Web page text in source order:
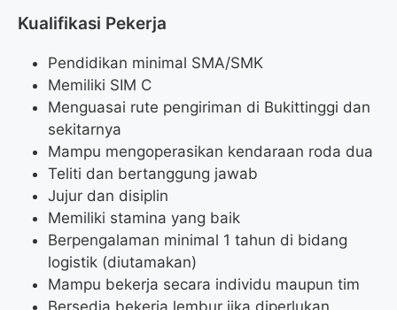
Kualifikasi Pekerja
Pendidikan minimal SMA/SMK
Memiliki SIM C
Menguasai rute pengiriman di Bukittinggi dan
sekitarnya
Mampu mengoperasikan kendaraan roda dua
Teliti dan bertanggung jawab
Jujur dan disiplin
Memiliki stamina yang baik
Berpengalaman minimal 1 tahun di bidang
logistik (diutamakan)
Mampu bekerja secara individu maupun tim